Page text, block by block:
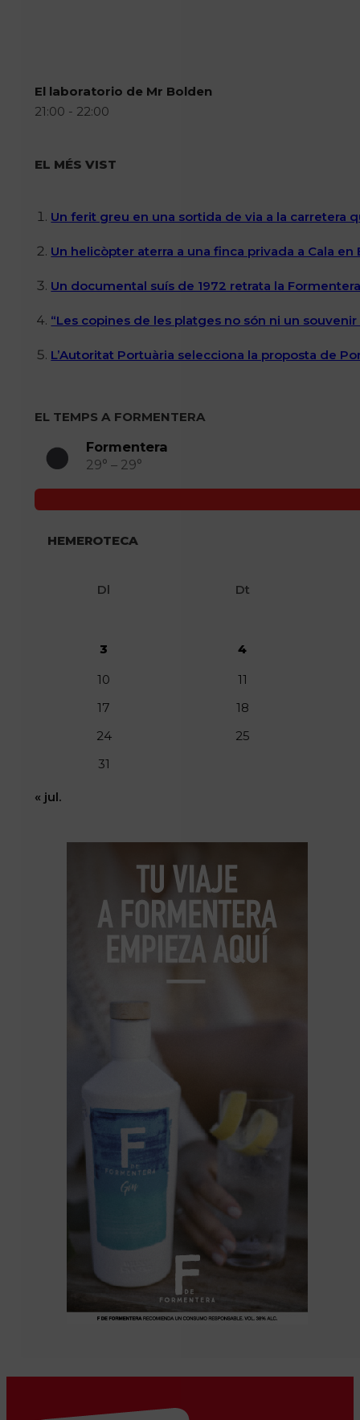
El laboratorio de Mr Bolden
21:00 - 22:00
EL MÉS VIST
Un ferit greu en una sortida de via a la carretera
Un helicòpter aterra a una finca privada a Cala
Un documental suís de 1972 retrata la
“Les copines de les platges no són ni un
L’Autoritat Portuària selecciona la proposta de
EL TEMPS A FORMENTERA
Formentera
29° – 29°
HEMEROTECA
Dl Dt
3
4
10
11
17
18
24
25
31
« jul.